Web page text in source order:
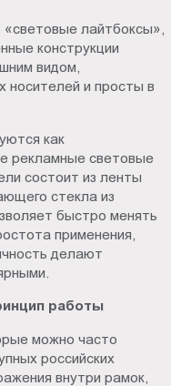
лайтбоксы»,
конструкции
видом,
носителей и просты в
как
рекламные световые
состоит из ленты
стекла из
быстро менять
применения,
делают
работы
можно часто
российских
внутри рамок,